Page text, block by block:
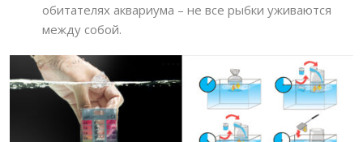
обитателях аквариума – не все рыбки уживаются
между собой.